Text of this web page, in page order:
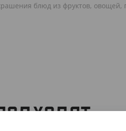
блюд из фруктов, овощей,